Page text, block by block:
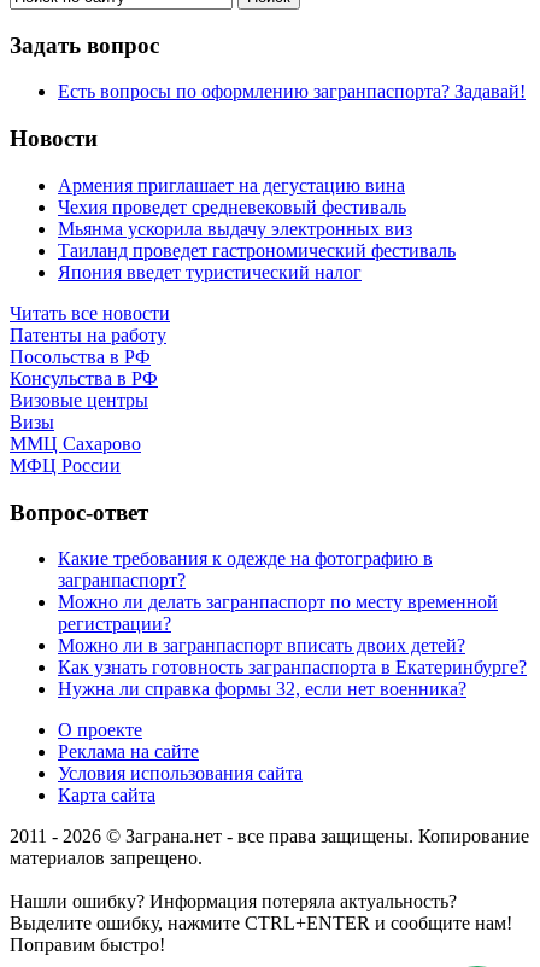
Задать вопрос
Есть вопросы по оформлению загранпаспорта? Задавай!
Новости
Армения приглашает на дегустацию вина
Чехия проведет средневековый фестиваль
Мьянма ускорила выдачу электронных виз
Таиланд проведет гастрономический фестиваль
Япония введет туристический налог
Читать все новости
Патенты на работу
Посольства в РФ
Консульства в РФ
Визовые центры
Визы
ММЦ Сахарово
МФЦ России
Вопрос-ответ
Какие требования к одежде на фотографию в
загранпаспорт?
Можно ли делать загранпаспорт по месту временной
регистрации?
Можно ли в загранпаспорт вписать двоих детей?
Как узнать готовность загранпаспорта в Екатеринбурге?
Нужна ли справка формы 32, если нет военника?
О проекте
Реклама на сайте
Условия использования сайта
Карта сайта
2011 - 2026 © Заграна.нет - все права защищены. Копирование
материалов запрещено.
Нашли ошибку? Информация потеряла актуальность?
Выделите ошибку, нажмите CTRL+ENTER и сообщите нам!
Поправим быстро!